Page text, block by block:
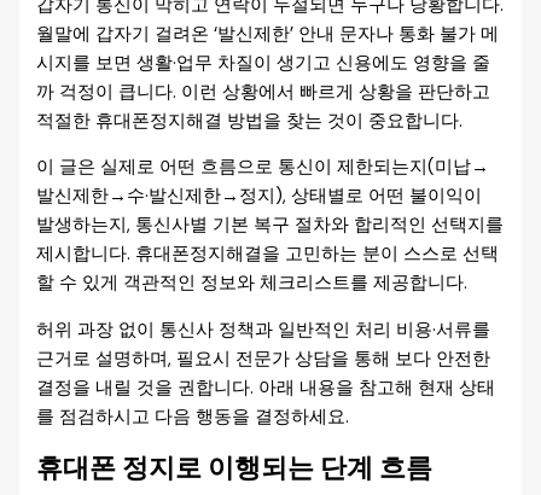
갑자기 통신이 막히고 연락이 두절되면 누구나 당황합니다.
월말에 갑자기 걸려온 ‘발신제한’ 안내 문자나 통화 불가 메
시지를 보면 생활·업무 차질이 생기고 신용에도 영향을 줄
까 걱정이 큽니다. 이런 상황에서 빠르게 상황을 판단하고
적절한 휴대폰정지해결 방법을 찾는 것이 중요합니다.
이 글은 실제로 어떤 흐름으로 통신이 제한되는지(미납→
발신제한→수·발신제한→정지), 상태별로 어떤 불이익이
발생하는지, 통신사별 기본 복구 절차와 합리적인 선택지를
제시합니다. 휴대폰정지해결을 고민하는 분이 스스로 선택
할 수 있게 객관적인 정보와 체크리스트를 제공합니다.
허위 과장 없이 통신사 정책과 일반적인 처리 비용·서류를
근거로 설명하며, 필요시 전문가 상담을 통해 보다 안전한
결정을 내릴 것을 권합니다. 아래 내용을 참고해 현재 상태
를 점검하시고 다음 행동을 결정하세요.
휴대폰 정지로 이행되는 단계 흐름